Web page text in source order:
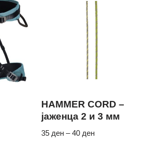
HAMMER CORD –
јаженца 2 и 3 мм
35ден – 40ден